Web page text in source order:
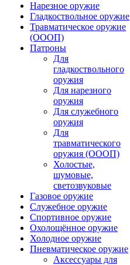
Нарезное оружие
Гладкоствольное оружие
Травматическое оружие
(ОООП)
Патроны
Для
гладкоствольного
оружия
Для нарезного
оружия
Для служебного
оружия
Для
травматического
оружия (ОООП)
Холостые,
шумовые,
светозвуковые
Газовое оружие
Служебное оружие
Спортивное оружие
Охолощённое оружие
Холодное оружие
Пневматическое оружие
Аксессуары для